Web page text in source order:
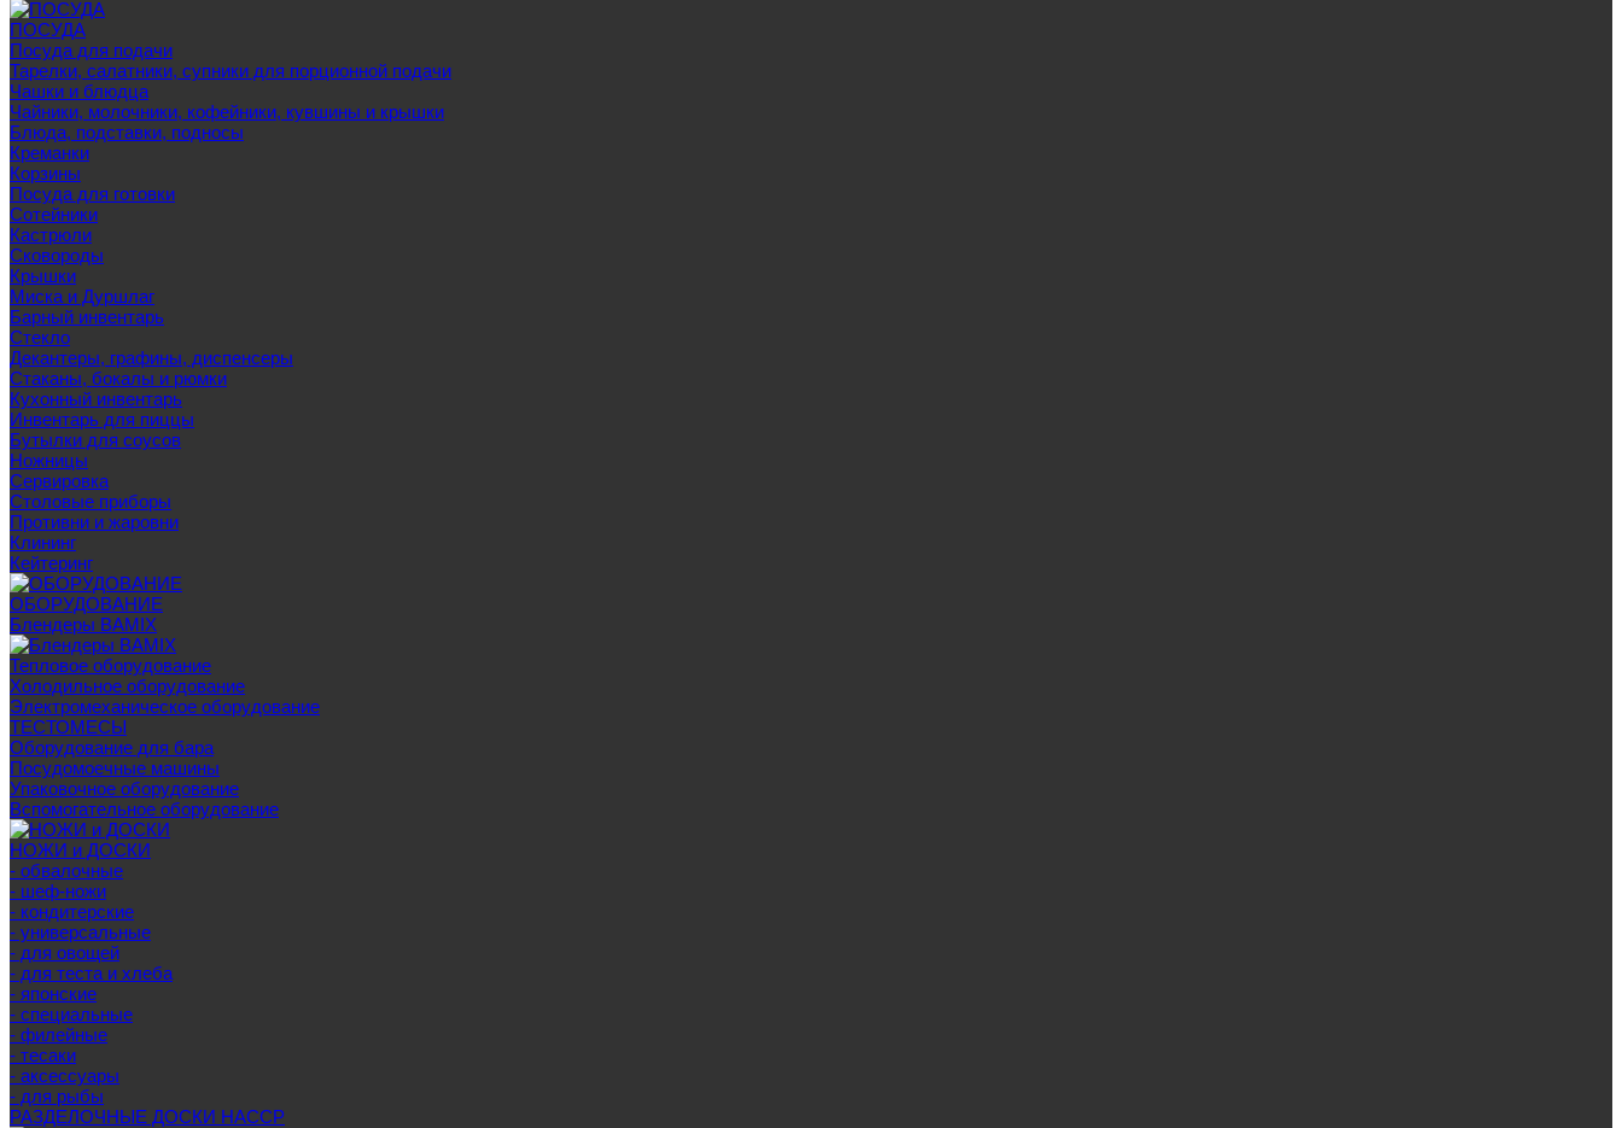
ПОСУДА
Посуда для подачи
Тарелки, салатники, супники для порционной подачи
Чашки и блюдца
Чайники, молочники, кофейники, кувшины и крышки
Блюда, подставки, подносы
Креманки
Корзины
Посуда для готовки
Сотейники
Кастрюли
Сковороды
Крышки
Миска и Дуршлаг
Барный инвентарь
Стекло
Декантеры, графины, диспенсеры
Стаканы, бокалы и рюмки
Кухонный инвентарь
Инвентарь для пиццы
Бутылки для соусов
Ножницы
Сервировка
Столовые приборы
Противни и жаровни
Клининг
Кейтеринг
ОБОРУДОВАНИЕ
Блендеры BAMIX
Тепловое оборудование
Холодильное оборудование
Электромеханическое оборудование
ТЕСТОМЕСЫ
Оборудование для бара
Посудомоечные машины
Упаковочное оборудование
Вспомогательное оборудование
НОЖИ и ДОСКИ
- обвалочные
- шеф-ножи
- кондитерские
- универсальные
- для овощей
- для теста и хлеба
- японские
- специальные
- филейные
- тесаки
- аксессуары
- для рыбы
РАЗДЕЛОЧНЫЕ ДОСКИ HACCP